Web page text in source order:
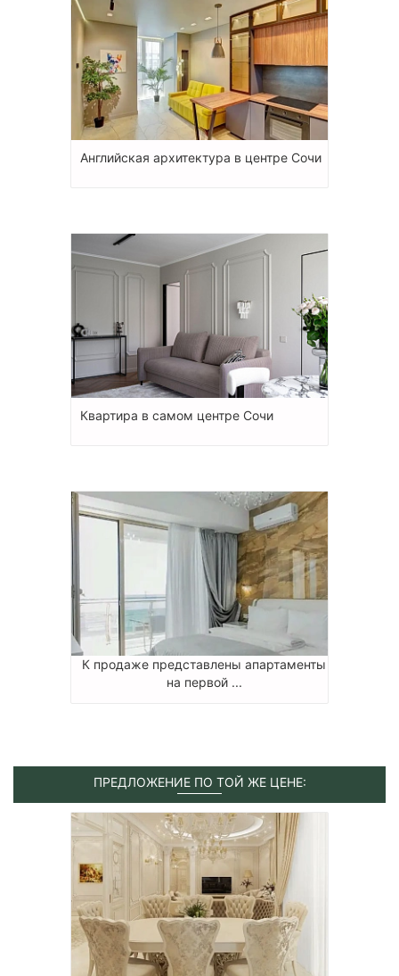
Английская архитектура в центре Сочи
Квартира в самом центре Сочи
К продаже представлены апартаменты
на первой ...
ПРЕДЛОЖЕНИЕ ПО ТОЙ ЖЕ ЦЕНЕ: